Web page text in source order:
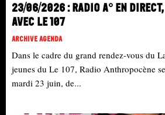
23/06/2026 : Radio A° en
avec le 107
Archive Agenda
Dans le cadre du grand rendez-vous du
jeunes du Le 107, Radio Anthropocène
mardi 23 juin, de...